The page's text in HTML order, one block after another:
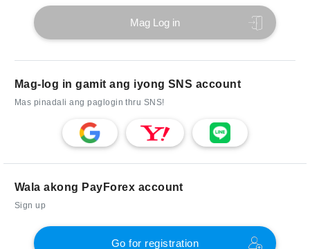
Mag Log in
Mag-log in gamit ang iyong SNS account
Mas pinadali ang paglogin thru SNS!
Wala akong PayForex account
Sign up
Go for registration